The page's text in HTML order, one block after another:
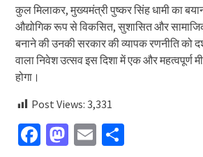
कुल मिलाकर, मुख्यमंत्री पुष्कर सिंह धामी का
औद्योगिक रूप से विकसित, सुशासित और
बनाने की उनकी सरकार की व्यापक रणनीति को
वाला निवेश उत्सव इस दिशा में एक और महत्वपूर्ण
होगा।
Post Views: 3,331
Facebook
Mastodon
EmailShare